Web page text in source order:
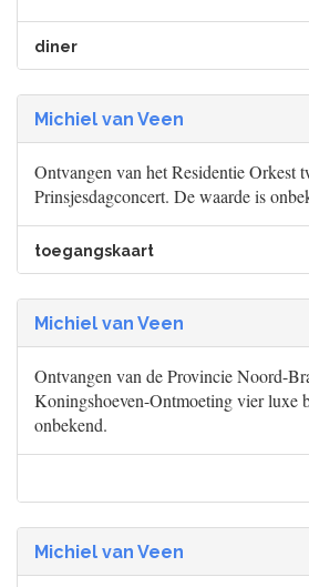
diner
Michiel van Veen
Ontvangen van het Residentie Orkest
Prinsjesdagconcert. De waarde is
toegangskaart
Michiel van Veen
Ontvangen van de Provincie Noord-
Koningshoeven-Ontmoeting vier luxe
onbekend.
Michiel van Veen